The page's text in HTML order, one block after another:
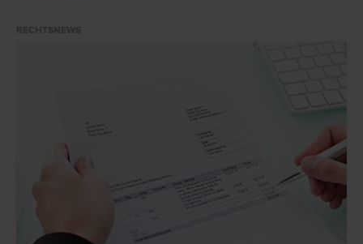
und auf was Sie hier besonders Acht geben sollten.